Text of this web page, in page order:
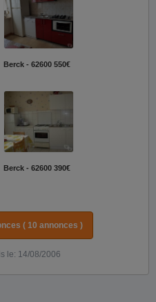
Berck - 62600 550€
Berck - 62600 390€
( 10 annonces )
le: 14/08/2006